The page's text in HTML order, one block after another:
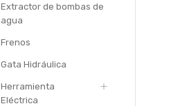
Extractor de bombas de
agua
Frenos
Gata Hidráulica
Herramienta
Eléctrica